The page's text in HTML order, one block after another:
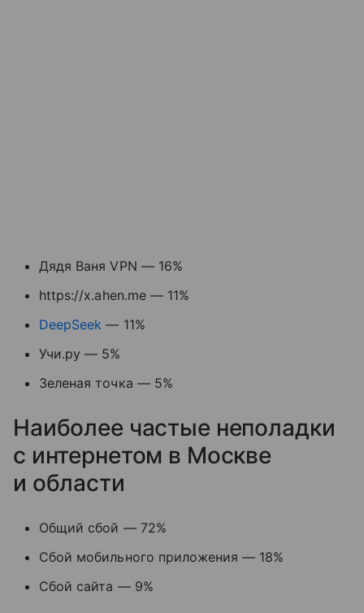
Дядя Ваня VPN — 16%
https://x.ahen.me — 11%
DeepSeek — 11%
Учи.ру — 5%
Зеленая точка — 5%
Наиболее частые неполадки
с интернетом в Москве
и области
Общий сбой — 72%
Сбой мобильного приложения — 18%
Сбой сайта — 9%